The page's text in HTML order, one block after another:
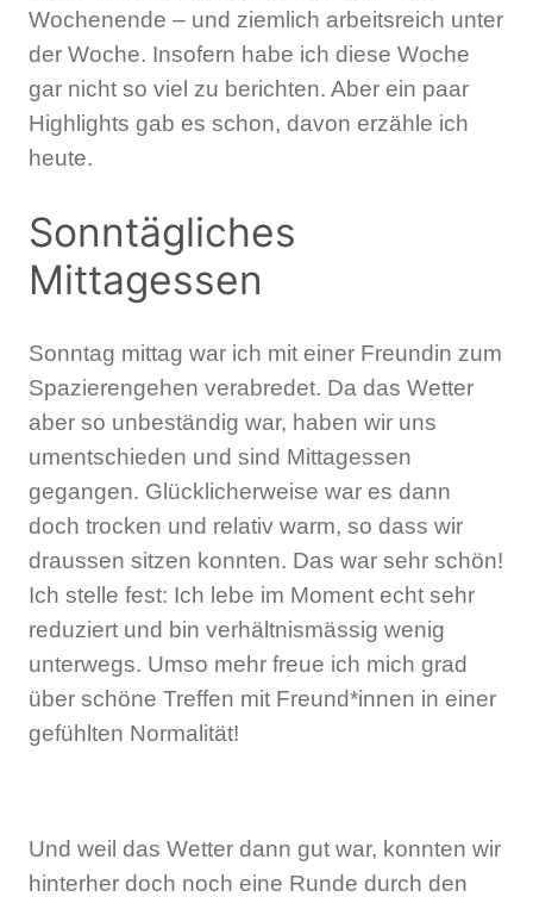
Wochenende – und ziemlich arbeitsreich unter
der Woche. Insofern habe ich diese Woche
gar nicht so viel zu berichten. Aber ein paar
Highlights gab es schon, davon erzähle ich
heute.
Sonntägliches
Mittagessen
Sonntag mittag war ich mit einer Freundin zum
Spazierengehen verabredet. Da das Wetter
aber so unbeständig war, haben wir uns
umentschieden und sind Mittagessen
gegangen. Glücklicherweise war es dann
doch trocken und relativ warm, so dass wir
draussen sitzen konnten. Das war sehr schön!
Ich stelle fest: Ich lebe im Moment echt sehr
reduziert und bin verhältnismässig wenig
unterwegs. Umso mehr freue ich mich grad
über schöne Treffen mit Freund*innen in einer
gefühlten Normalität!
Und weil das Wetter dann gut war, konnten wir
hinterher doch noch eine Runde durch den